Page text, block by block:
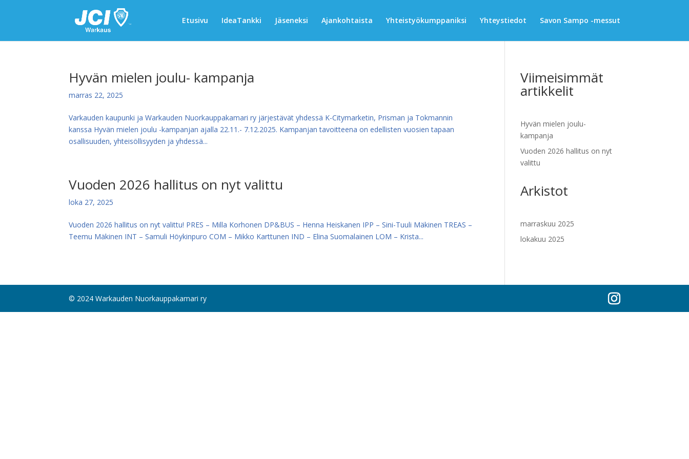
Etusivu IdeaTankki Jäseneksi Ajankohtaista Yhteistyökumppaniksi Yhteystiedot Savon Sampo -messut
Hyvän mielen joulu- kampanja
marras 22, 2025
Varkauden kaupunki ja Warkauden Nuorkauppakamari ry järjestävät yhdessä K-Citymarketin, Prisman ja Tokmannin
kanssa Hyvän mielen joulu -kampanjan ajalla 22.11.- 7.12.2025. Kampanjan tavoitteena on edellisten vuosien tapaan
osallisuuden, yhteisöllisyyden ja yhdessä...
Vuoden 2026 hallitus on nyt valittu
loka 27, 2025
Vuoden 2026 hallitus on nyt valittu! PRES – Milla Korhonen DP&BUS – Henna Heiskanen IPP – Sini-Tuuli Mäkinen TREAS –
Teemu Mäkinen INT – Samuli Höykinpuro COM – Mikko Karttunen IND – Elina Suomalainen LOM – Krista...
Viimeisimmät
artikkelit
Hyvän mielen joulu-
kampanja
Vuoden 2026 hallitus on nyt
valittu
Arkistot
marraskuu 2025
lokakuu 2025
© 2024 Warkauden Nuorkauppakamari ry